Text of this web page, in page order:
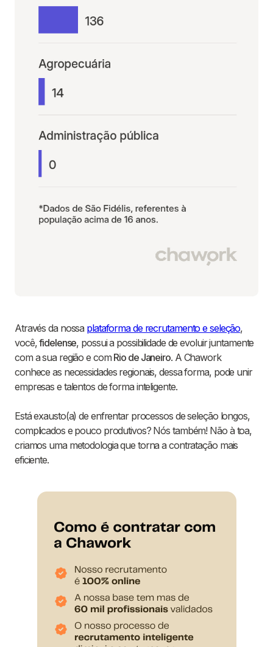
Através da nossa plataforma de recrutamento e seleção,
você,fidelense, possui a possibilidade de evoluir juntamente
com a sua região e com Rio de Janeiro. A Chawork
conhece as necessidades regionais, dessa forma, pode unir
empresas e talentos de forma inteligente.
Está exausto(a) de enfrentar processos de seleção longos,
complicados e pouco produtivos? Nós também! Não à toa,
criamos uma metodologia que torna a contratação mais
eficiente.